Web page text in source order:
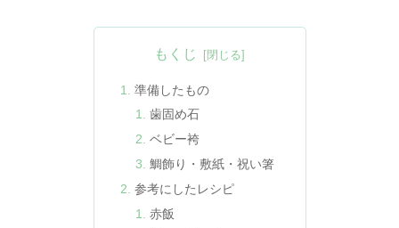
もくじ
準備したもの
歯固め石
ベビー袴
鯛飾り・敷紙・祝い箸
参考にしたレシピ
赤飯